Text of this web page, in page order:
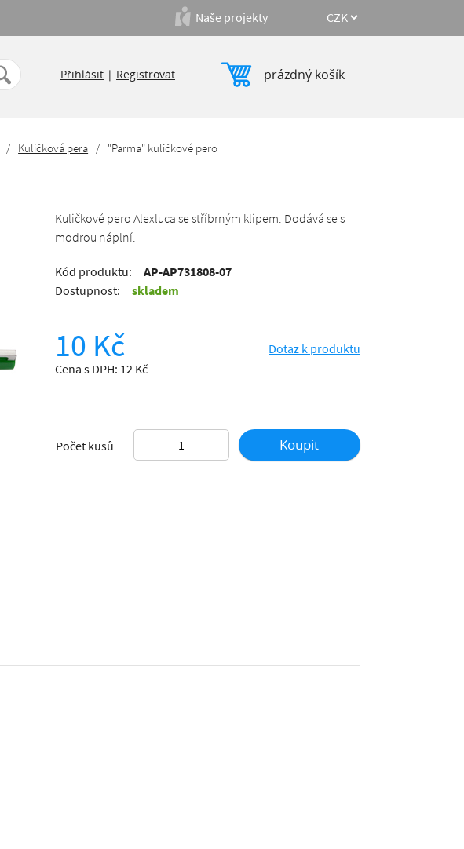
prázdný košík
Přihlásit | Registrovat
Naše projekty
/ Kuličková pera / "Parma" kuličkové pero
Kuličkové pero Alexluca se stříbrným klipem. Dodává se s
modrou náplní.
Kód produktu:
AP-AP731808-07
Dostupnost:
skladem
10 Kč
Cena s DPH: 12 Kč
Dotaz k produktu
Počet kusů Koupit